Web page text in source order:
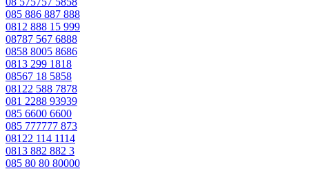
085 886 887 888
0812 888 15 999
08787 567 6888
0858 8005 8686
0813 299 1818
08567 18 5858
08122 588 7878
081 2288 93939
085 6600 6600
085 777777 873
08122 114 1114
0813 882 882 3
085 80 80 80000